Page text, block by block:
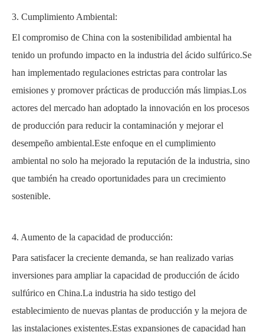
3. Cumplimiento Ambiental:
El compromiso de China con la sostenibilidad ambiental ha
tenido un profundo impacto en la industria del ácido sulfúrico.Se
han implementado regulaciones estrictas para controlar las
emisiones y promover prácticas de producción más limpias.Los
actores del mercado han adoptado la innovación en los procesos
de producción para reducir la contaminación y mejorar el
desempeño ambiental.Este enfoque en el cumplimiento
ambiental no solo ha mejorado la reputación de la industria, sino
que también ha creado oportunidades para un crecimiento
sostenible.
4. Aumento de la capacidad de producción:
Para satisfacer la creciente demanda, se han realizado varias
inversiones para ampliar la capacidad de producción de ácido
sulfúrico en China.La industria ha sido testigo del
establecimiento de nuevas plantas de producción y la mejora de
las instalaciones existentes.Estas expansiones de capacidad han